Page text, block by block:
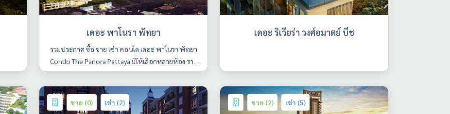
เดอะ พาโนรา พัทยา
รวมประกาศ ซื้อ ขาย เช่า คอนโด เดอะ พาโนรา พัทยา
Condo The Panora Pattaya มีให้เลือกหลายห้อง ราย
ละเอียดครบ ค้นหาง่าย อัพเดททุกวัน
เดอะ ริเวียร่า วงศ์อมาตย์ บีช
ขาย (0) เช่า (2) ขาย (2) เช่า (5)